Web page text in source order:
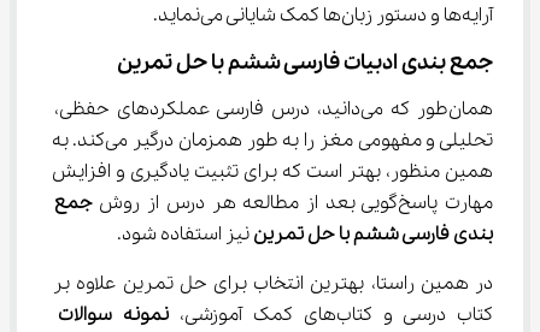
آرایه‌ها و دستور زبان‌ها کمک شایانی می‌نماید.
جمع بندی ادبیات فارسی ششم با حل تمرین
همان‌طور که می‌دانید، درس فارسی عملکردهای حفظی،
تحلیلی و مفهومی مغز را به طور همزمان درگیر می‌کند. به
همین منظور، بهتر است که برای تثبیت یادگیری و افزایش
مهارت پاسخ‌گویی بعد از مطالعه هر درس از روش
جمع
بندی فارسی ششم با حل تمرین نیز استفاده شود.
در همین راستا، بهترین انتخاب برای حل تمرین علاوه بر
کتاب درسی و کتاب‌های کمک آموزشی،
نمونه سوالات